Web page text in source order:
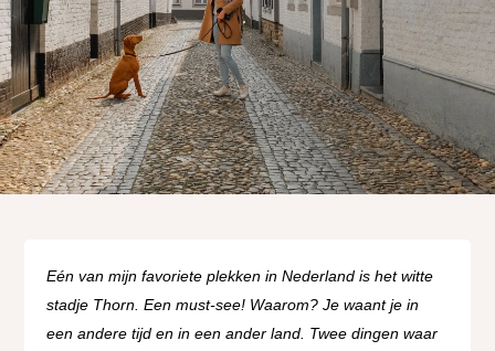
Eén van mijn favoriete plekken in Nederland is het witte
stadje Thorn. Een must-see! Waarom? Je waant je in
een andere tijd en in een ander land. Twee dingen waar